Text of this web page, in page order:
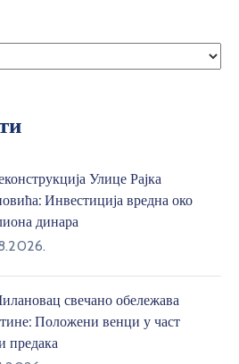
Улице Рајка
Инвестиција вредна око
динара
свечано обележава
Положени венци у част
предака